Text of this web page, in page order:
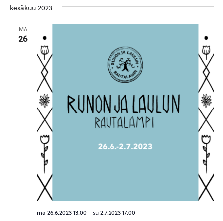
aja
Näkymät
navigointi
päivä.
kesäkuu 2023
MA
26
ma 26.6.2023 13:00 - su 2.7.2023 17:00